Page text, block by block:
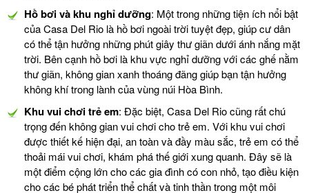
Hồ bơi và khu nghỉ dưỡng: Một trong những tiện ích nổi bật
của Casa Del Rio là hồ bơi ngoài trời tuyệt đẹp, giúp cư dân
có thể tận hưởng những phút giây thư giãn dưới ánh nắng mặt
trời. Bên cạnh hồ bơi là khu vực nghỉ dưỡng với các ghế nằm
thư giãn, không gian xanh thoáng đãng giúp bạn tận hưởng
không khí trong lành của vùng núi Hòa Bình.
Khu vui chơi trẻ em: Đặc biệt, Casa Del Rio cũng rất chú
trọng đến không gian vui chơi cho trẻ em. Với khu vui chơi
được thiết kế hiện đại, an toàn và đầy màu sắc, trẻ em có thể
thoải mái vui chơi, khám phá thế giới xung quanh. Đây sẽ là
một điểm cộng lớn cho các gia đình có con nhỏ, tạo điều kiện
cho các bé phát triển thể chất và tinh thần trong một môi